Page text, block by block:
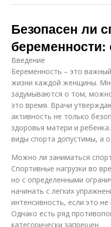
Безопасен ли
Введение
Беременность – это
жизни каждой женщины.
задумываются о том,
это время. Врачи
активность не только
здоровья матери и
виды спорта допустимы, а
Можно ли заниматься
Спортивные нагрузки во
но с определенными
начинать с легких
интенсивность, если это
Однако есть ряд
категорически запрещен.